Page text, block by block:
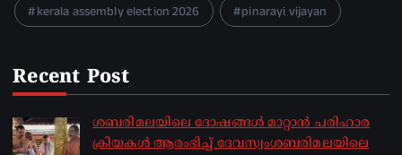
kerala assembly election 2026
pinarayi vijayan
Recent Post
ശബരിമലയിലെ ദോഷങ്ങൾ മാറ്റാൻ പരിഹാര
ക്രിയകൾ ആരംഭിച്ച് ദേവസ്വംശബരിമലയിലെ